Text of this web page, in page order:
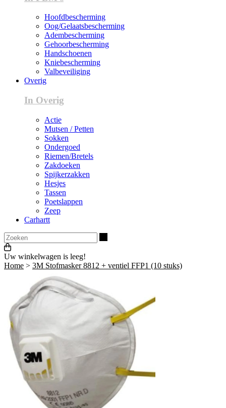
Hoofdbescherming
Oog/Gelaatsbescherming
Adembescherming
Gehoorbescherming
Handschoenen
Kniebescherming
Valbeveiliging
Overig
In Overig
Actie
Mutsen / Petten
Sokken
Ondergoed
Riemen/Bretels
Zakdoeken
Spijkerzakken
Hesjes
Tassen
Poetslappen
Zeep
Carhartt
Uw winkelwagen is leeg!
Home > 3M Stofmasker 8812 + ventiel FFP1 (10 stuks)